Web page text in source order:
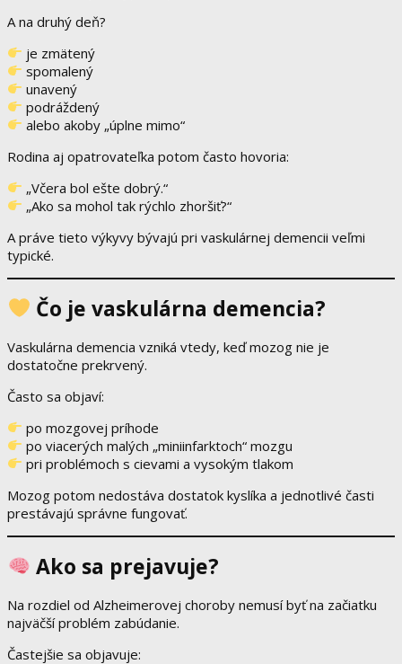
A na druhý deň?
je zmätený
spomalený
unavený
podráždený
alebo akoby „úplne mimo“
Rodina aj opatrovateľka potom často hovoria:
„Včera bol ešte dobrý.“
„Ako sa mohol tak rýchlo zhoršiť?“
A práve tieto výkyvy bývajú pri vaskulárnej demencii veľmi
typické.
Čo je vaskulárna demencia?
Vaskulárna demencia vzniká vtedy, keď mozog nie je
dostatočne prekrvený.
Často sa objaví:
po mozgovej príhode
po viacerých malých „miniinfarktoch“ mozgu
pri problémoch s cievami a vysokým tlakom
Mozog potom nedostáva dostatok kyslíka a jednotlivé časti
prestávajú správne fungovať.
Ako sa prejavuje?
Na rozdiel od Alzheimerovej choroby nemusí byť na začiatku
najväčší problém zabúdanie.
Častejšie sa objavuje: